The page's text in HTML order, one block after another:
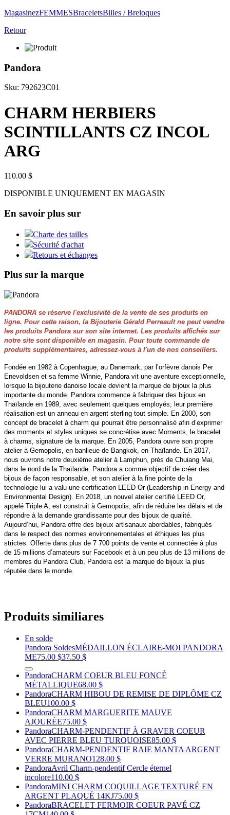
MagasinezFEMMESBraceletsBilles / Breloques
Retour
Pandora
Sku: 792623C01
CHARM HERBIERS
SCINTILLANTS CZ INCOL
ARG
110.00 $
DISPONIBLE UNIQUEMENT EN MAGASIN
En savoir plus sur
Charte des tailles
Sécurité d'achat
Retours et échanges
Plus sur la marque
PANDORA se réserve l'exclusivité de la vente de ses produits en
ligne. Pour cette raison, la Bijouterie Gérald Perreault ne peut vendre
les produits Pandora sur son site internet. Les produits affichés sur
notre site sont disponible en magasin. Pour toute commande de
produits supplémentaires, adressez-vous à l'un de nos conseillers.
Fondée en 1982 à Copenhague, au Danemark, par l’orfèvre danois Per
Enevoldsen et sa femme Winnie, Pandora vit une aventure exceptionnelle,
lorsque la bijouterie danoise locale devient la marque de bijoux la plus
importante du monde. Pandora commence à fabriquer des bijoux en
Thaïlande en 1989, avec seulement quelques employés; leur première
réalisation est un anneau en argent sterling tout simple. En 2000, son
concept de bracelet à charm qui pourrait être personnalisé afin d’exprimer
des moments et styles uniques se concrétise avec Moments, le bracelet
à charms, signature de la marque. En 2005, Pandora ouvre son propre
atelier à Gemopolis, en banlieue de Bangkok, en Thaïlande. En 2017,
nous ouvrons notre deuxième atelier à Lamphun, près de Chuiang Mai,
dans le nord de la Thaïlande. Pandora a comme objectif de créer des
bijoux de façon responsable, et son atelier à la fine pointe de la
technologie lui a valu une certification LEED Or (Leadership in Energy and
Environmental Design). En 2018, un nouvel atelier certifié LEED Or,
appelé Triple A, est construit à Gemopolis, afin de réduire les délais et de
répondre à la demande grandissante pour des bijoux de qualité.
Aujourd’hui, Pandora offre des bijoux artisanaux abordables, fabriqués
dans le respect des normes environnementales et éthiques les plus
strictes. Offerte dans plus de 7 700 points de vente et connectée à plus
de 15 millions d’amateurs sur Facebook et à un peu plus de 13 millions de
membres du Pandora Club, Pandora est la marque de bijoux la plus
réputée dans le monde.
Produits similiares
En solde
Pandora SoldesMÉDAILLON ÉCLAIRE-MOI PANDORA
ME75.00 $37.50 $
PandoraCHARM COEUR BLEU FONCÉ
MÉTALLIQUE68.00 $
PandoraCHARM HIBOU DE REMISE DE DIPLÔME CZ
BLEU100.00 $
PandoraCHARM MARGUERITE MAUVE
AJOURÉE75.00 $
PandoraCHARM-PENDENTIF À GRAVER COEUR
AVEC PIERRE BLEU TURQUOISE85.00 $
PandoraCHARM-PENDENTIF RAIE MANTA ARGENT
VERRE MURANO128.00 $
PandoraAvril Charm-pendentif Cercle éternel
incolore110.00 $
PandoraMINI CHARM COQUILLAGE TEXTURÉ EN
ARGENT PLAQUÉ 14KJ75.00 $
PandoraBRACELET FERMOIR COEUR PAVÉ CZ